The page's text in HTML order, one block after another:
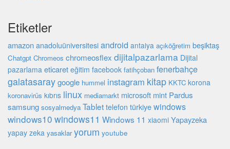
Etiketler
amazon anadoluüniversitesi android antalya açıköğretim beşiktaş
Chatgpt Chromeos chromeosflex dijitalpazarlama Dijital
pazarlama eticaret eğitim facebook fatihçoban fenerbahçe
galatasaraygoogle hummel instagram kitap KKTC korona
koronavirüs kıbrıs linux mediamarkt microsoft mint Pardus
samsung sosyalmedya Tablet telefon türkiyewindows
windows10 windows11 Windows 11 xiaomi Yapayzeka
yapay zeka yasaklar yorum youtube